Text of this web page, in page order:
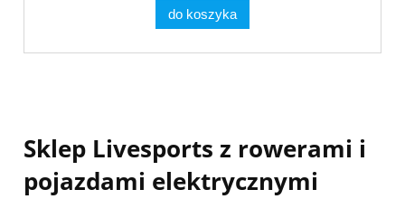
do koszyka
Sklep Livesports z rowerami i
pojazdami elektrycznymi